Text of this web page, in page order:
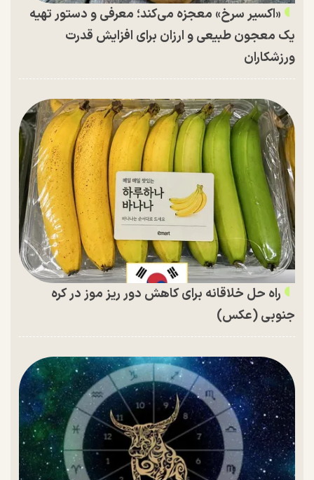
«اکسیر سرخ» معجزه می‌کند؛ معرفی و دستور تهیه
یک معجون طبیعی و ارزان برای افزایش قدرت
ورزشکاران
راه حل خلاقانه برای کاهش دور ریز موز در کره
جنوبی (عکس)